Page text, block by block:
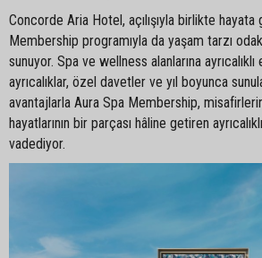
Concorde Aria Hotel, açılışıyla birlikte
Membership programıyla da yaşam tarzı
sunuyor. Spa ve wellness alanlarına
ayrıcalıklar, özel davetler ve yıl boyunca
avantajlarla Aura Spa Membership,
hayatlarının bir parçası hâline getiren
vadediyor.